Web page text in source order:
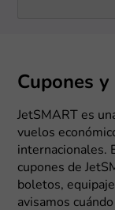
Cupones
JetSMART es
vuelos
internacionales.
cupones de
boletos,
avisamos